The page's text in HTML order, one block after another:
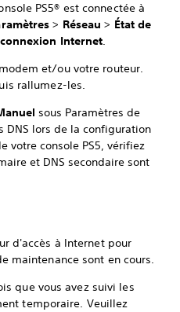
PS5® est connectée à
> Réseau > État de
Internet.
et/ou votre routeur.
rallumez-les.
sous Paramètres de
DNS lors de la configuration
votre console PS5, vérifiez
et DNS secondaire sont
d'accès à Internet pour
maintenance sont en cours.
que vous avez suivi les
temporaire. Veuillez